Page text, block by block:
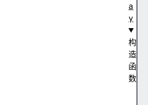
a
y
构
造
函
数